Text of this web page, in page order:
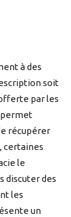
à des
soit
par les
permet
récupérer
certaines
le
discuter des
les
un